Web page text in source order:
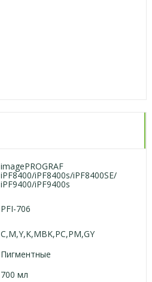
imagePROGRAF
iPF8400/iPF8400s/iPF8400SE/
iPF9400/iPF9400s
PFI-706
C,M,Y,K,MBK,PC,PM,GY
Пигментные
700 мл